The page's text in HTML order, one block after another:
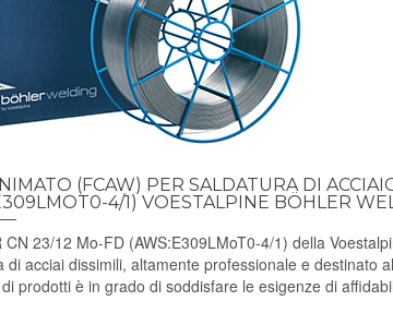
(FCAW) PER SALDATURA DI
4/1) VOESTALPINE BÖHLER
CN 23/12 Mo-FD (AWS:E309LMoT0-4/1) della
di acciai dissimili, altamente professionale e destinato
prodotti è in grado di soddisfare le esigenze di